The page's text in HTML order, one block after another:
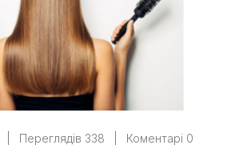
Італія Ботокс Іспанія
Швейцарія Ботокс Корея
Ботокс Японія Ботокс Україна
Переглядів 338 Коментарі 0